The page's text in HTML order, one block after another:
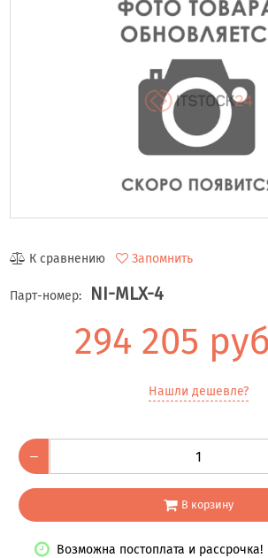
К сравнению Запомнить
Парт-номер: NI-MLX-4
294 205
Нашли дешевле?
–
В корзину
Возможна постоплата и рассрочка!